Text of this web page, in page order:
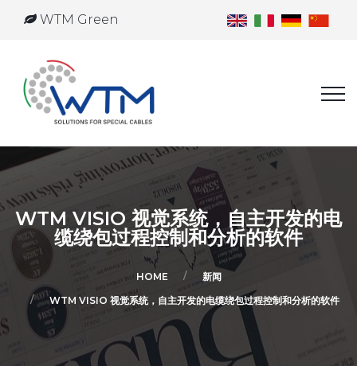
WTM Green
WTM VISIO 视觉系统，自主开发的电
缆绕包过程控制和分析的软件
HOME
新闻
WTM VISIO 视觉系统，自主开发的电缆绕包过程控制和分析的软件